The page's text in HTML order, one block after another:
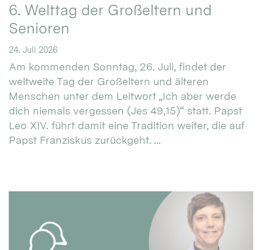
6. Welttag der Großeltern und
Senioren
24. Juli 2026
Am kommenden Sonntag, 26. Juli, findet der
weltweite Tag der Großeltern und älteren
Menschen unter dem Leitwort „Ich aber werde
dich niemals vergessen (Jes 49,15)“ statt. Papst
Leo XIV. führt damit eine Tradition weiter, die auf
Papst Franziskus zurückgeht. ...